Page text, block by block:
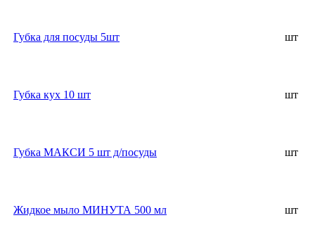
Губка для посуды 5шт шт
Губка кух 10 шт шт
Губка МАКСИ 5 шт д/посуды шт
Жидкое мыло МИНУТА 500 мл шт